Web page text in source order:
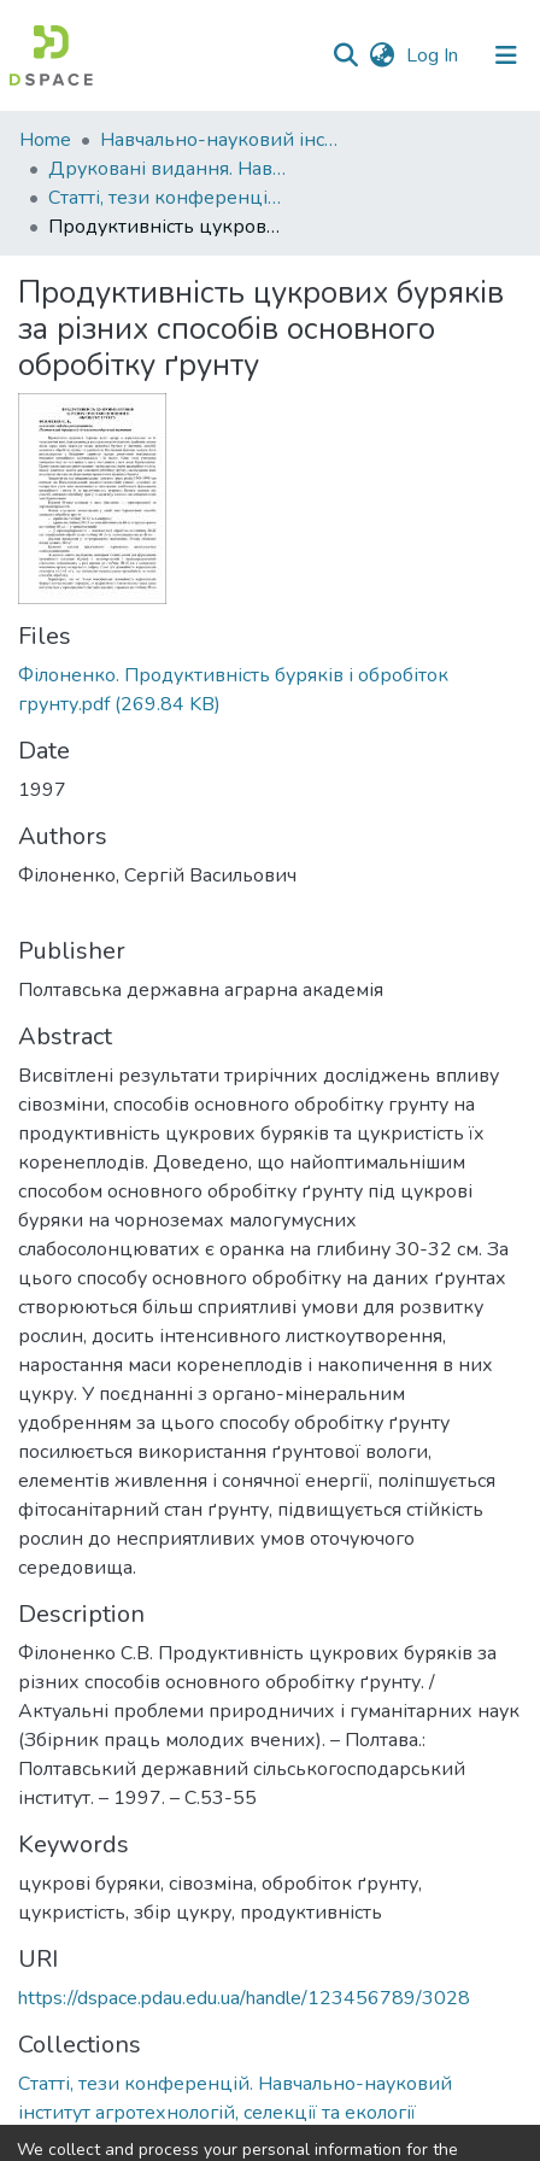
Log In (current)
Communities
&
Collections
All of DSpace
Statistics
Home
Навчально-науковий інститут агротехнологій, селекції та екології
Друковані видання. Навчально-науковий інститут агротехнологій, селекції та екології
Статті, тези конференцій. Навчально-науковий інститут агротехнологій, селекції та екології
Продуктивність цукрових буряків за різних способів основного обробітку ґрунту
Продуктивність цукрових буряків
за різних способів основного
обробітку ґрунту
Files
Філоненко. Продуктивність буряків і обробіток
грунту.pdf(269.84 KB)
Date
1997
Authors
Філоненко, Сергій Васильович
Publisher
Полтавська державна аграрна академія
Abstract
Висвітлені результати трирічних досліджень впливу
сівозміни, способів основного обробітку грунту на
продуктивність цукрових буряків та цукристість їх
коренеплодів. Доведено, що найоптимальнішим
способом основного обробітку ґрунту під цукрові
буряки на чорноземах малогумусних
слабосолонцюватих є оранка на глибину 30-32 см. За
цього способу основного обробітку на даних ґрунтах
створюються більш сприятливі умови для розвитку
рослин, досить інтенсивного листкоутворення,
наростання маси коренеплодів і накопичення в них
цукру. У поєднанні з органо-мінеральним
удобренням за цього способу обробітку ґрунту
посилюється використання ґрунтової вологи,
елементів живлення і сонячної енергії, поліпшується
фітосанітарний стан ґрунту, підвищується стійкість
рослин до несприятливих умов оточуючого
середовища.
Description
Філоненко С.В. Продуктивність цукрових буряків за
різних способів основного обробітку ґрунту. /
Актуальні проблеми природничих і гуманітарних наук
(Збірник праць молодих вчених). – Полтава.:
Полтавський державний сільськогосподарський
інститут. – 1997. – С.53-55
Keywords
цукрові буряки, сівозміна, обробіток ґрунту,
цукристість, збір цукру, продуктивність
URI
https://dspace.pdau.edu.ua/handle/123456789/3028
Collections
Статті, тези конференцій. Навчально-науковий
інститут агротехнологій, селекції та екології
We collect and process your personal information for the